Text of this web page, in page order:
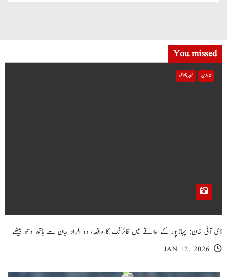
You missed
تازہ ترین خیبر پختونخوا
ڈی آئی خان: پہاڑپور کے علاقے میں فائرنگ کا واقعہ، دو افراد جان سے ہاتھ دھو بیٹھے
JAN 12, 2026